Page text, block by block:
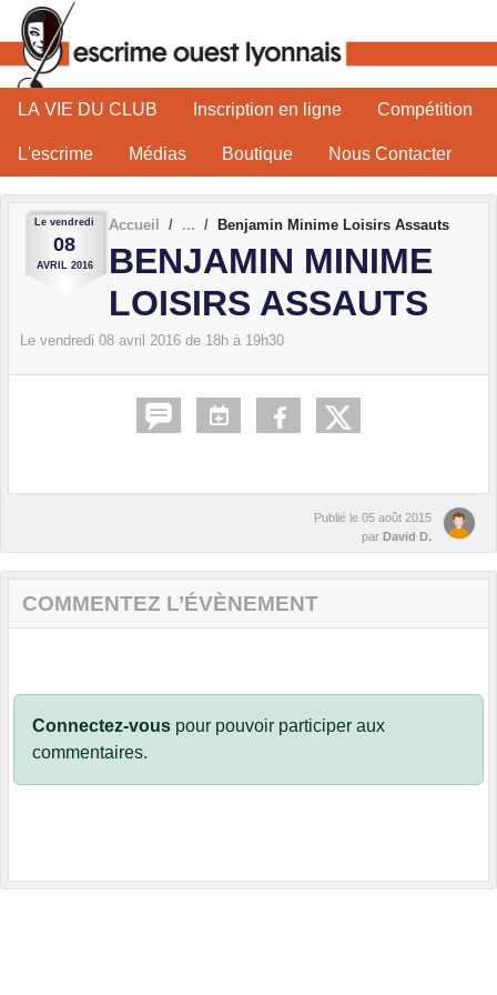
LA VIE DU CLUB Inscription en ligne Compétition
L'escrime Médias Boutique Nous Contacter
Le vendredi
08
AVRIL 2016
Accueil Benjamin Minime Loisirs Assauts
BENJAMIN MINIME
LOISIRS ASSAUTS
Le vendredi 08 avril 2016 de 18h à 19h30
Publié le 05 août 2015
par David D.
COMMENTEZ L’ÉVÈNEMENT
Connectez-vous pour pouvoir participer aux
commentaires.
Panneau de gestion des cookies